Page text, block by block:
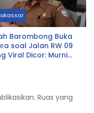
Barombong Buka
soal Jalan RW 09
Viral Dicor: Murni
Ruas yang